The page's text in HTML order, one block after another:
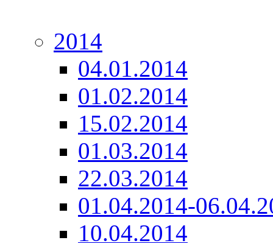
2014
04.01.2014
01.02.2014
15.02.2014
01.03.2014
22.03.2014
01.04.2014-
10.04.2014